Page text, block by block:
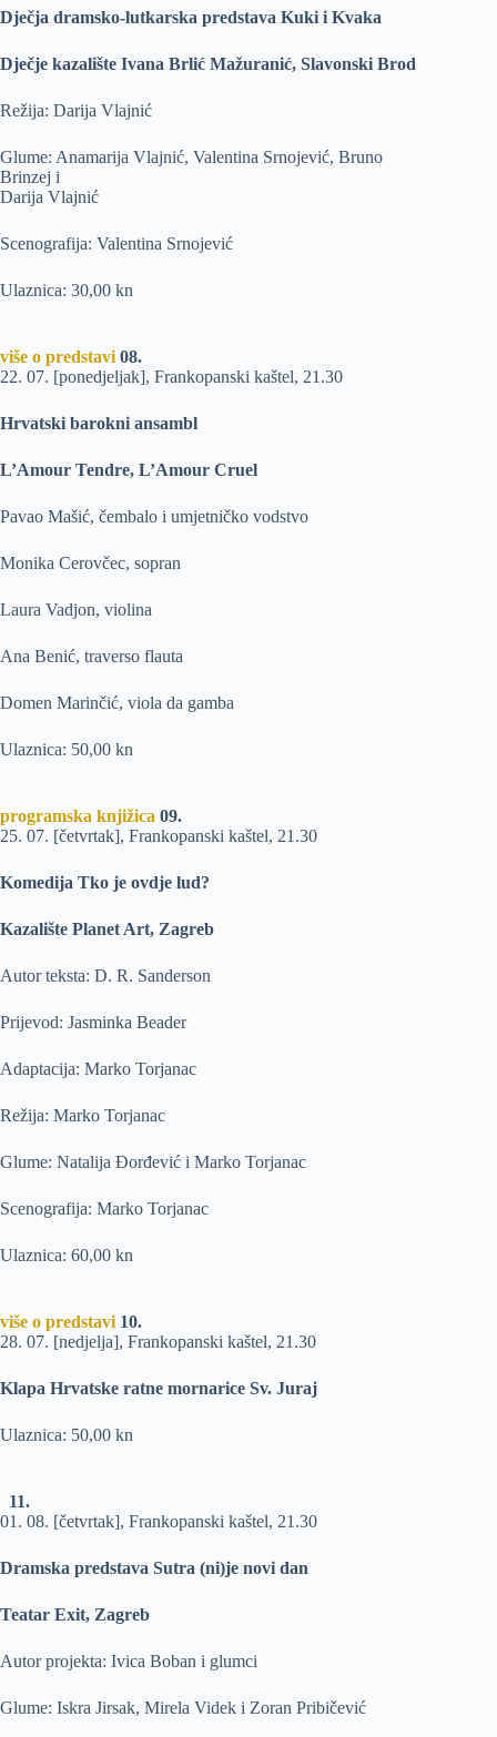
Dječja dramsko-lutkarska predstava Kuki i Kvaka
Dječje kazalište Ivana Brlić Mažuranić, Slavonski Brod
Režija: Darija Vlajnić
Glume: Anamarija Vlajnić, Valentina Srnojević, Bruno
Brinzej i
Darija Vlajnić
Scenografija: Valentina Srnojević
Ulaznica: 30,00 kn
više o predstavi 08.
22. 07. [ponedjeljak], Frankopanski kaštel, 21.30
Hrvatski barokni ansambl
L’Amour Tendre, L’Amour Cruel
Pavao Mašić, čembalo i umjetničko vodstvo
Monika Cerovčec, sopran
Laura Vadjon, violina
Ana Benić, traverso flauta
Domen Marinčić, viola da gamba
Ulaznica: 50,00 kn
programska knjižica 09.
25. 07. [četvrtak], Frankopanski kaštel, 21.30
Komedija Tko je ovdje lud?
Kazalište Planet Art, Zagreb
Autor teksta: D. R. Sanderson
Prijevod: Jasminka Beader
Adaptacija: Marko Torjanac
Režija: Marko Torjanac
Glume: Natalija Đorđević i Marko Torjanac
Scenografija: Marko Torjanac
Ulaznica: 60,00 kn
više o predstavi 10.
28. 07. [nedjelja], Frankopanski kaštel, 21.30
Klapa Hrvatske ratne mornarice Sv. Juraj
Ulaznica: 50,00 kn
11.
01. 08. [četvrtak], Frankopanski kaštel, 21.30
Dramska predstava Sutra (ni)je novi dan
Teatar Exit, Zagreb
Autor projekta: Ivica Boban i glumci
Glume: Iskra Jirsak, Mirela Videk i Zoran Pribičević